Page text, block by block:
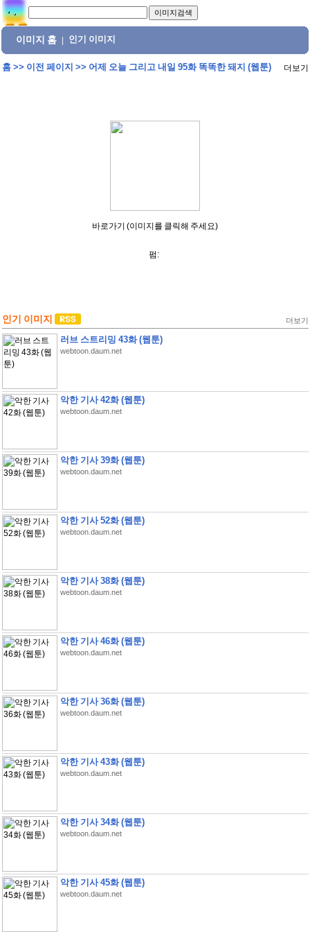
이미지 홈 인기 이미지
홈>> 이전 페이지 >> 어제 오늘 그리고 내일 95화 똑똑한 돼지 (웹툰) 더보기
바로가기 (이미지를 클릭해 주세요)
펌:
인기 이미지 더보기
러브 스트리밍 43화 (웹툰)
webtoon.daum.net
악한 기사 42화 (웹툰)
webtoon.daum.net
악한 기사 39화 (웹툰)
webtoon.daum.net
악한 기사 52화 (웹툰)
webtoon.daum.net
악한 기사 38화 (웹툰)
webtoon.daum.net
악한 기사 46화 (웹툰)
webtoon.daum.net
악한 기사 36화 (웹툰)
webtoon.daum.net
악한 기사 43화 (웹툰)
webtoon.daum.net
악한 기사 34화 (웹툰)
webtoon.daum.net
악한 기사 45화 (웹툰)
webtoon.daum.net